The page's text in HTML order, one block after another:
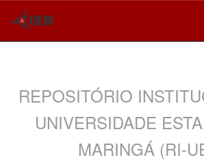
REPOSITÓRIO
UNIVERSIDADE
MARINGÁ (RI-